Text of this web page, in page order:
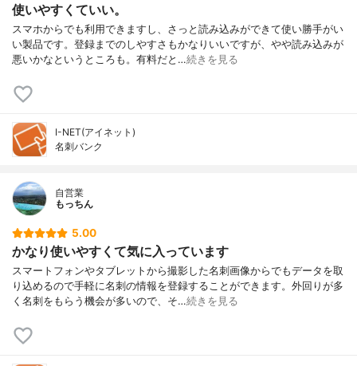
使いやすくていい。
スマホからでも利用できますし、さっと読み込みができて使い勝手がい
い製品です。登録までのしやすさもかなりいいですが、やや読み込みが
悪いかなというところも。有料だと…続きを見る
I-NET(アイネット)
名刺バンク
自営業
もっちん
5.00
かなり使いやすくて気に入っています
スマートフォンやタブレットから撮影した名刺画像からでもデータを取
り込めるので手軽に名刺の情報を登録することができます。外回りが多
く名刺をもらう機会が多いので、そ…続きを見る